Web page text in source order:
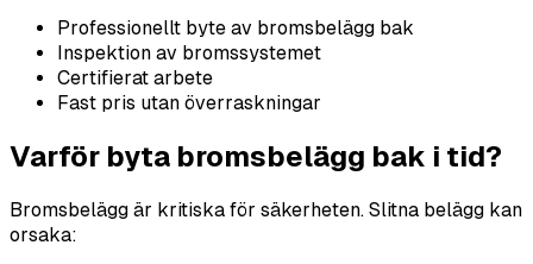
Professionellt byte av bromsbelägg bak
Inspektion av bromssystemet
Certifierat arbete
Fast pris utan överraskningar
Varför byta bromsbelägg bak i tid?
Bromsbelägg är kritiska för säkerheten. Slitna belägg kan
orsaka: